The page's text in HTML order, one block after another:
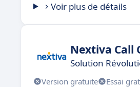
Voir plus de détails
Nextiva Call
Solution
Version gratuite Essai